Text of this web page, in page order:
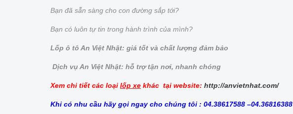
Bạn đã sẵn sàng cho con đường sắp tới?
Bạn có luôn tự tin trong hành trình của mình?
Lốp ô tô An Việt Nhật: giá tốt và chất lượng đảm bảo
Dịch vụ An Việt Nhật: hỗ trợ tận nơi, nhanh chóng
Xem chi tiết các loại lốp xe khác tại website: http://anvietnhat.com/
Khi có nhu cầu hãy gọi ngay cho chúng tôi : 04.38617588 –04.36816388